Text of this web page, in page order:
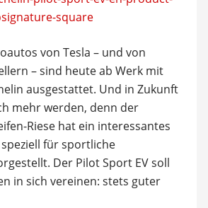
von Tesla – und von
– sind heute ab Werk mit
ausgestattet. Und in Zukunft
mehr werden, denn der
Riese hat ein interessantes
für sportliche
Der Pilot Sport EV soll
in sich vereinen: stets guter